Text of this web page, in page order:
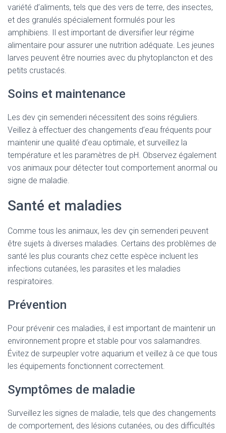
variété d’aliments, tels que des vers de terre, des insectes,
et des granulés spécialement formulés pour les
amphibiens. Il est important de diversifier leur régime
alimentaire pour assurer une nutrition adéquate. Les jeunes
larves peuvent être nourries avec du phytoplancton et des
petits crustacés.
Soins et maintenance
Les dev çin semenderi nécessitent des soins réguliers.
Veillez à effectuer des changements d’eau fréquents pour
maintenir une qualité d’eau optimale, et surveillez la
température et les paramètres de pH. Observez également
vos animaux pour détecter tout comportement anormal ou
signe de maladie.
Santé et maladies
Comme tous les animaux, les dev çin semenderi peuvent
être sujets à diverses maladies. Certains des problèmes de
santé les plus courants chez cette espèce incluent les
infections cutanées, les parasites et les maladies
respiratoires.
Prévention
Pour prévenir ces maladies, il est important de maintenir un
environnement propre et stable pour vos salamandres.
Évitez de surpeupler votre aquarium et veillez à ce que tous
les équipements fonctionnent correctement.
Symptômes de maladie
Surveillez les signes de maladie, tels que des changements
de comportement, des lésions cutanées, ou des difficultés